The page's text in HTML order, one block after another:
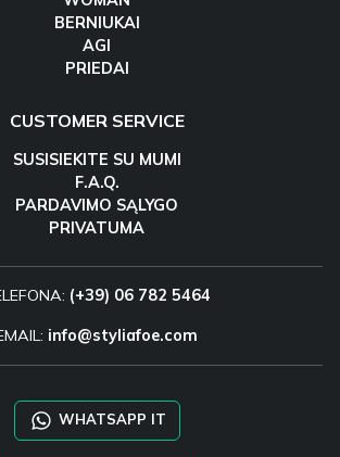
BERNIUKAI
AGI
PRIEDAI
CUSTOMER SERVICE
SUSISIEKITE SU MUMI
F.A.Q.
PARDAVIMO SĄLYGO
PRIVATUMA
(+39) 06 782 5464
info@styliafoe.com
WHATSAPP IT